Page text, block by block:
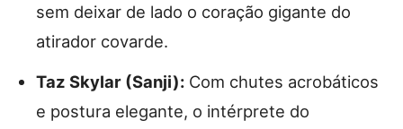
sem deixar de lado o coração gigante do
atirador covarde.
Taz Skylar (Sanji): Com chutes acrobáticos
e postura elegante, o intérprete do